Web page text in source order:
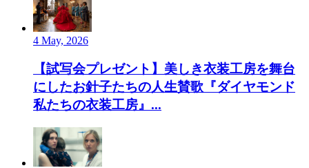
4 May, 2026
【試写会プレゼント】美しき衣装工房を舞台
にしたお針子たちの人生賛歌『ダイヤモンド
私たちの衣装工房』...